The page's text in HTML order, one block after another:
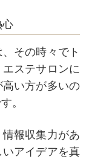
心
その時々でト
ステサロンに
い方が多いの
。
報収集力があ
アイデアを真